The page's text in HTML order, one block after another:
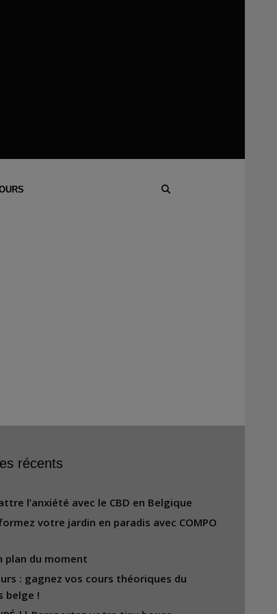
récents
l’anxiété avec le CBD en Belgique
votre jardin en paradis avec COMPO
plan du moment
: gagnez vos cours théoriques du
belge !